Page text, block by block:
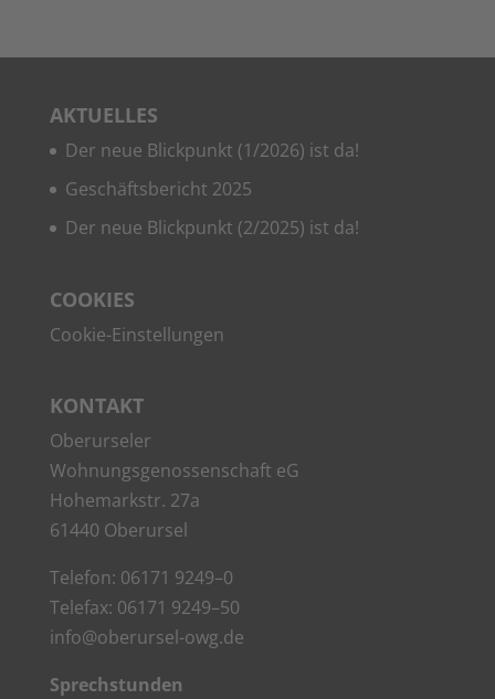
AKTU­EL­LES
Der neue Blick­punkt (1/2026) ist da!
Geschäfts­be­richt 2025
Der neue Blick­punkt (2/2025) ist da!
COO­KIES
Coo­kie-Ein­stel­lun­gen
KON­TAKT
Ober­ur­se­ler
Woh­nungs­ge­nos­sen­schaft eG
Hohe­mark­str. 27a
61440 Oberursel
Tele­fon: 06171 9249–0
Tele­fax: 06171 9249–50
info@oberursel-owg.de
Sprech­stun­den